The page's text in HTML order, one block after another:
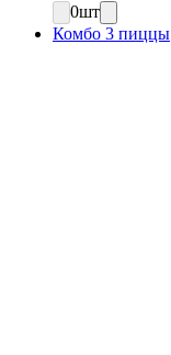
0шт
Комбо 3 пиццы